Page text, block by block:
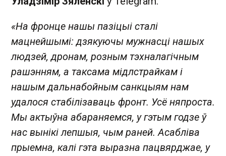
«На фронце нашы пазіцыі сталі
мацнейшымі: дзякуючы мужнасці нашых
людзей, дронам, розным тэхналагічным
рашэнням, а таксама мідлстрайкам і
нашым дальнабойным санкцыям нам
удалося стабілізаваць фронт. Усё няпроста.
Мы актыўна абараняемся, у гэтым годзе ў
нас вынікі лепшыя, чым раней. Асабліва
прыемна, калі гэта выразна пацвярджае, у